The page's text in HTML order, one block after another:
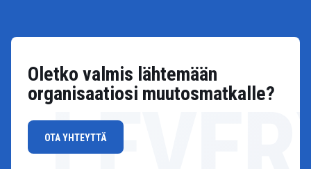
Oletko valmis lähtemään
organisaatiosi muutosmatkalle?
OTA YHTEYTTÄ